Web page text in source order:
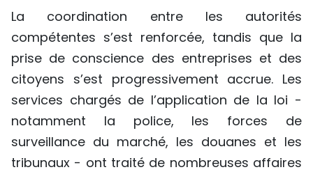
中文
ESPAÑOL
La coordination entre les autorités
compétentes s’est renforcée, tandis que la
prise de conscience des entreprises et des
citoyens s’est progressivement accrue. Les
services chargés de l’application de la loi -
notamment la police, les forces de
surveillance du marché, les douanes et les
tribunaux - ont traité de nombreuses affaires